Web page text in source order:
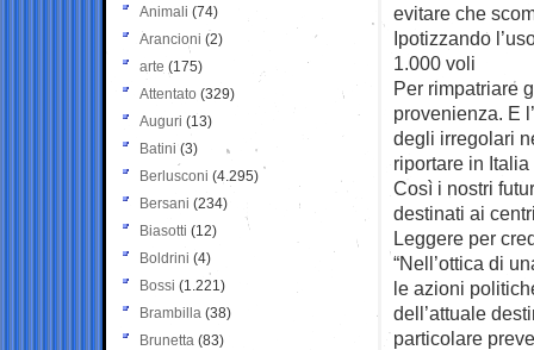
evitare che
Ipotizzando
1.000 voli
Per rimpatriare
provenienza. E
degli irregolari
riportare in
Così i nostri
destinati ai
Leggere per
“Nell’ottica di
le azioni
dell’attuale
particolare
Animali (74)
Arancioni (2)
arte (175)
Attentato (329)
Auguri (13)
Batini (3)
Berlusconi (4.295)
Bersani (234)
Biasotti (12)
Boldrini (4)
Bossi (1.221)
Brambilla (38)
Brunetta (83)